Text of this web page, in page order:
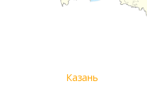
Ваш телефон*
Казань